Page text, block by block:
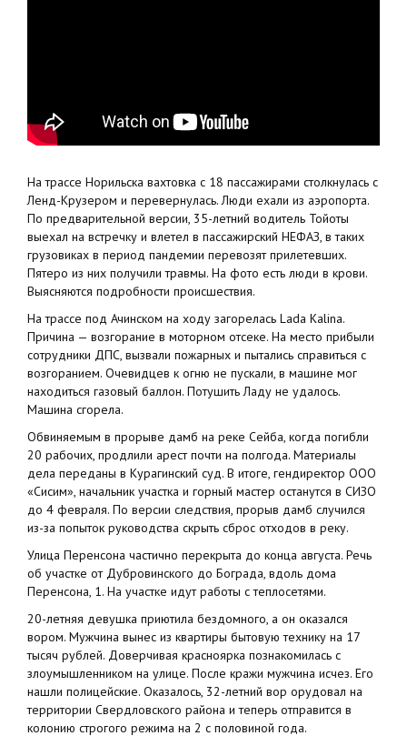
На трассе Норильска вахтовка с 18 пассажирами столкнулась с
Ленд-Крузером и перевернулась. Люди ехали из аэропорта.
По предварительной версии, 35-летний водитель Тойоты
выехал на встречку и влетел в пассажирский НЕФАЗ, в таких
грузовиках в период пандемии перевозят прилетевших.
Пятеро из них получили травмы. На фото есть люди в крови.
Выясняются подробности происшествия.
На трассе под Ачинском на ходу загорелась Lada Kalina.
Причина — возгорание в моторном отсеке. На место прибыли
сотрудники ДПС, вызвали пожарных и пытались справиться с
возгоранием. Очевидцев к огню не пускали, в машине мог
находиться газовый баллон. Потушить Ладу не удалось.
Машина сгорела.
Обвиняемым в прорыве дамб на реке Сейба, когда погибли
20 рабочих, продлили арест почти на полгода. Материалы
дела переданы в Курагинский суд. В итоге, гендиректор ООО
«Сисим», начальник участка и горный мастер останутся в СИЗО
до 4 февраля. По версии следствия, прорыв дамб случился
из-за попыток руководства скрыть сброс отходов в реку.
Улица Перенсона частично перекрыта до конца августа. Речь
об участке от Дубровинского до Бограда, вдоль дома
Перенсона, 1. На участке идут работы с теплосетями.
20-летняя девушка приютила бездомного, а он оказался
вором. Мужчина вынес из квартиры бытовую технику на 17
тысяч рублей. Доверчивая красноярка познакомилась с
злоумышленником на улице. После кражи мужчина исчез. Его
нашли полицейские. Оказалось, 32-летний вор орудовал на
территории Свердловского района и теперь отправится в
колонию строгого режима на 2 с половиной года.